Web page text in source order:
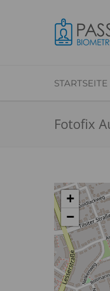
STARTSEITE
Fotofix
+
−